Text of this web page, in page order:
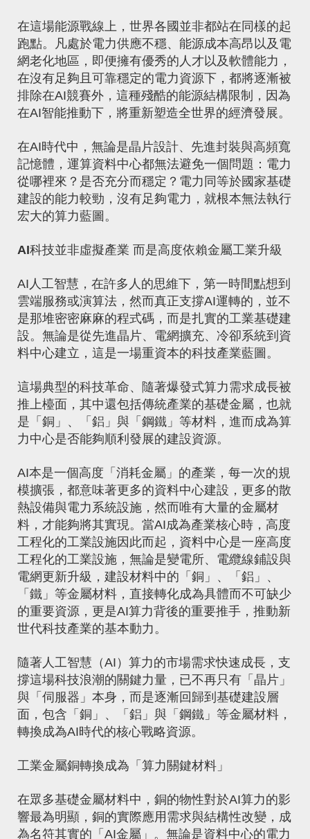
在這場能源戰線上，世界各國並非都站在同樣的起
跑點。凡處於電力供應不穩、能源成本高昂以及電
網老化地區，即便擁有優秀的人才以及軟體能力，
在沒有足夠且可靠穩定的電力資源下，都將逐漸被
排除在AI競賽外，這種殘酷的能源結構限制，因為
在AI智能推動下，將重新塑造全世界的經濟發展。
在AI時代中，無論是晶片設計、先進封裝與高頻寬
記憶體，運算資料中心都無法避免一個問題：電力
從哪裡來？是否充分而穩定？電力同等於國家基礎
建設的能力較勁，沒有足夠電力，就根本無法執行
宏大的算力藍圖。
AI科技並非虛擬產業 而是高度依賴金屬工業升級
AI人工智慧，在許多人的思維下，第一時間點想到
雲端服務或演算法，然而真正支撐AI運轉的，並不
是那堆密密麻麻的程式碼，而是扎實的工業基礎建
設。無論是從先進晶片、電網擴充、冷卻系統到資
料中心建立，這是一場重資本的科技產業藍圖。
這場典型的科技革命、隨著爆發式算力需求成長被
推上檯面，其中還包括傳統產業的基礎金屬，也就
是「銅」、「鋁」與「鋼鐵」等材料，進而成為算
力中心是否能夠順利發展的建設資源。
AI本是一個高度「消耗金屬」的產業，每一次的規
模擴張，都意味著更多的資料中心建設，更多的散
熱設備與電力系統設施，然而唯有大量的金屬材
料，才能夠將其實現。當AI成為產業核心時，高度
工程化的工業設施因此而起，資料中心是一座高度
工程化的工業設施，無論是變電所、電纜線鋪設與
電網更新升級，建設材料中的「銅」、「鋁」、
「鐵」等金屬材料，直接轉化成為具體而不可缺少
的重要資源，更是AI算力背後的重要推手，推動新
世代科技產業的基本動力。
隨著人工智慧（AI）算力的市場需求快速成長，支
撐這場科技浪潮的關鍵力量，已不再只有「晶片」
與「伺服器」本身，而是逐漸回歸到基礎建設層
面，包含「銅」、「鋁」與「鋼鐵」等金屬材料，
轉換成為AI時代的核心戰略資源。
工業金屬銅轉換成為「算力關鍵材料」
在眾多基礎金屬材料中，銅的物性對於AI算力的影
響最為明顯，銅的實際應用需求與結構性改變，成
為名符其實的「AI金屬」。無論是資料中心的電力